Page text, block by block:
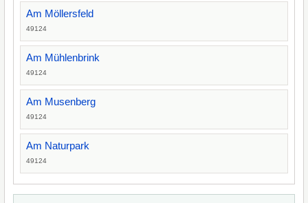
Am Möllersfeld
49124
Am Mühlenbrink
49124
Am Musenberg
49124
Am Naturpark
49124